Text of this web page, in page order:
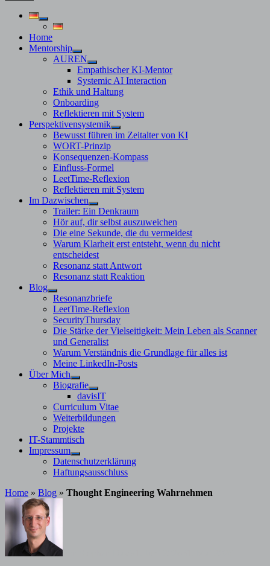
Untermenü
anzeigen
Home
Mentorship
Untermenü
anzeigen
AUREN
Untermenü
anzeigen
Empathischer KI-Mentor
Systemic AI Interaction
Ethik und Haltung
Onboarding
Reflektieren mit System
Perspektivensystemik
Untermenü
anzeigen
Bewusst führen im Zeitalter von KI
WORT-Prinzip
Konsequenzen-Kompass
Einfluss-Formel
LeetTime-Reflexion
Reflektieren mit System
Im Dazwischen
Untermenü
anzeigen
Trailer: Ein Denkraum
Hör auf, dir selbst auszuweichen
Die eine Sekunde, die du vermeidest
Warum Klarheit erst entsteht, wenn du nicht
entscheidest
Resonanz statt Antwort
Resonanz statt Reaktion
Blog
Untermenü
anzeigen
Resonanzbriefe
LeetTime-Reflexion
SecurityThursday
Die Stärke der Vielseitigkeit: Mein Leben als Scanner
und Generalist
Warum Verständnis die Grundlage für alles ist
Meine LinkedIn-Posts
Über Mich
Untermenü
anzeigen
Biografie
Untermenü
anzeigen
davisIT
Curriculum Vitae
Weiterbildungen
Projekte
IT-Stammtisch
Impressum
Untermenü
anzeigen
Datenschutzerklärung
Haftungsausschluss
Home » Blog » Thought Engineering Wahrnehmen